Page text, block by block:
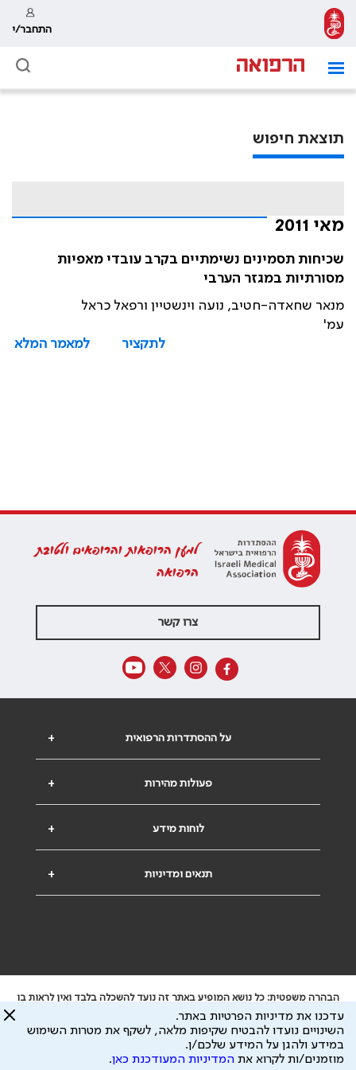
התחבר/י
תוצאת חיפוש
מאי 2011
שכיחות תסמינים נשימתיים בקרב עובדי מאפיות
מסורתיות במגזר הערבי
מנאר שחאדה-חטיב, נועה וינשטיין ורפאל כראל
עמ'
לתקציר
למאמר המלא
למען הרופאות והרופאים ולטובת
הרפואה
צרו קשר
+ על ההסתדרות הרפואית
+ פעולות מהירות
+ לוחות מידע
+ תנאים ומדיניות
הבהרה משפטית: כל נושא המופיע באתר זה נועד להשכלה בלבד ואין לראות בו
ייעוץ רפואי או משפטי. אין הר"י אחראית לתוכן המתפרסם באתר זה ולכל נזק
שעלול להיגרם.
ידוע לי שהר"י אוספת ושומרת מידע אישי לצורך מתן השרות וכי חלק ממנו עשוי
להיות מועבר לצדדים שלישיים, הכל בכפוף למדיניות הפרטיות
עדכנו את מדיניות הפרטיות באתר.
השינויים נועדו להבטיח שקיפות מלאה, לשקף את מטרות השימוש
במידע ולהגן על המידע שלכם/ן.
מוזמנים/ות לקרוא את המדיניות המעודכנת כאן.